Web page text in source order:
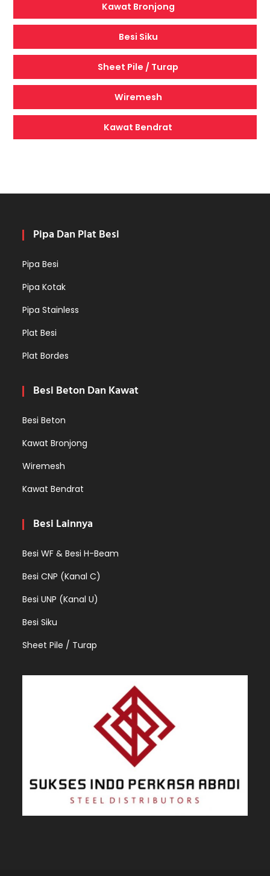
Kawat Bronjong
Besi Siku
Sheet Pile / Turap
Wiremesh
Kawat Bendrat
Pipa Dan Plat Besi
Pipa Besi
Pipa Kotak
Pipa Stainless
Plat Besi
Plat Bordes
Besi Beton Dan Kawat
Besi Beton
Kawat Bronjong
Wiremesh
Kawat Bendrat
Besi Lainnya
Besi WF & Besi H-Beam
Besi CNP (Kanal C)
Besi UNP (Kanal U)
Besi Siku
Sheet Pile / Turap